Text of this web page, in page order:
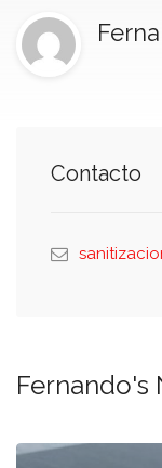
Contacto
Fernando's